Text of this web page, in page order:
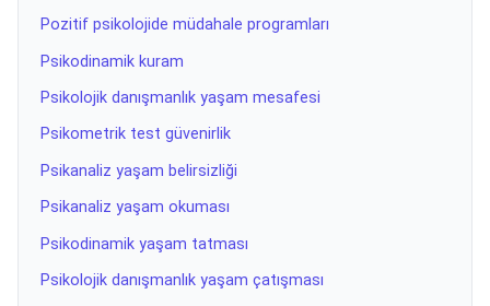
Pozitif psikolojide müdahale programları
Psikodinamik kuram
Psikolojik danışmanlık yaşam mesafesi
Psikometrik test güvenirlik
Psikanaliz yaşam belirsizliği
Psikanaliz yaşam okuması
Psikodinamik yaşam tatması
Psikolojik danışmanlık yaşam çatışması